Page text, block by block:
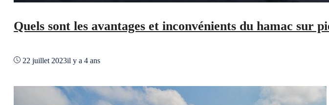
Quels sont les avantages et inconvénients du hamac sur
22 juillet 2023il y a 4 ans